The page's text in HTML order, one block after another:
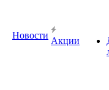
Новости
Акции